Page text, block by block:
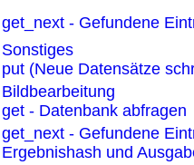
get_next - Gefundene
Sonstiges
put (Neue Datensätze
Bildbearbeitung
get - Datenbank abfragen
get_next - Gefundene
Ergebnishash und